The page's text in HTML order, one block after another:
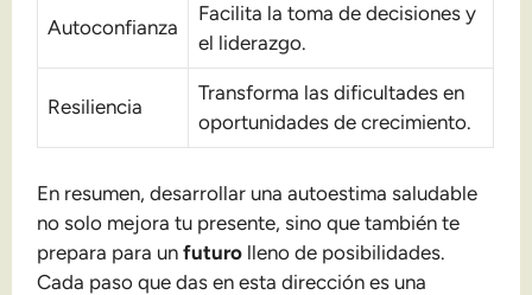
Autoconfianza
Facilita la toma de decisiones y
el liderazgo.
Resiliencia
Transforma las dificultades en
oportunidades de crecimiento.
En resumen, desarrollar una autoestima saludable
no solo mejora tu presente, sino que también te
prepara para unfuturo lleno de posibilidades.
Cada paso que das en esta dirección es una